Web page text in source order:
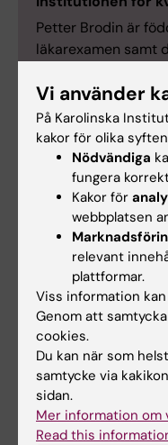
Petter Brodin är
läkarexamen samt
Alto, USA,
nationella
han sedan 2017 är
2018 och chef för
Som kliniker är han
barnimmunologi.
Linköpings
priser, bland annat
Award 2020.
Petter Brodin
pediatrisk
från 1 juli 2021
Vi använder
På Karolinska
kakor för olika
Nödvändiga
fungera
Kakor för
webbplatsen
relevant
plattformar.
Viss information
Genom att
cookies.
Du kan när som
samtycke via
sidan.
Mer information om
Read this